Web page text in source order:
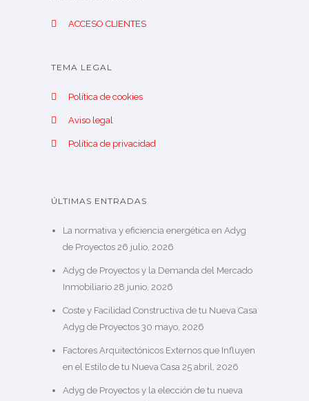
ACCESO CLIENTES
TEMA LEGAL
Política de cookies
Aviso legal
Política de privacidad
ÚLTIMAS ENTRADAS
La normativa y eficiencia energética en Adyg
de Proyectos 26 julio, 2026
Adyg de Proyectos y la Demanda del Mercado
Inmobiliario 28 junio, 2026
Coste y Facilidad Constructiva de tu Nueva Casa
Adyg de Proyectos 30 mayo, 2026
Factores Arquitectónicos Externos que Influyen
en el Estilo de tu Nueva Casa 25 abril, 2026
Adyg de Proyectos y la elección de tu nueva